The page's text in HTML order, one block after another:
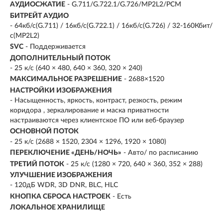
АУДИОСЖАТИЕ - G.711/G.722.1/G.726/MP2L2/PCM
БИТРЕЙТ АУДИО
- 64кб/с(G.711) / 16кб/с(G.722.1) / 16кб/с(G.726) / 32-160Кбит/
с(MP2L2)
SVC - Поддерживается
ДОПОЛНИТЕЛЬНЫЙ ПОТОК
- 25 к/с (640 × 480, 640 × 360, 320 × 240)
МАКСИМАЛЬНОЕ РАЗРЕШЕНИЕ - 2688×1520
НАСТРОЙКИ ИЗОБРАЖЕНИЯ
- Насыщенность, яркость, контраст, резкость, режим
коридора , зеркалирование и маска приватности
настраиваются через клиентское ПО или веб-браузер
ОСНОВНОЙ ПОТОК
- 25 к/с (2688 × 1520, 2304 × 1296, 1920 × 1080)
ПЕРЕКЛЮЧЕНИЕ «ДЕНЬ/НОЧЬ» - Авто/ по расписанию
ТРЕТИЙ ПОТОК - 25 к/с (1280 × 720, 640 × 360, 352 × 288)
УЛУЧШЕНИЕ ИЗОБРАЖЕНИЯ
- 120дБ WDR, 3D DNR, BLC, HLC
КНОПКА СБРОСА НАСТРОЕК - Есть
ЛОКАЛЬНОЕ ХРАНИЛИЩЕ